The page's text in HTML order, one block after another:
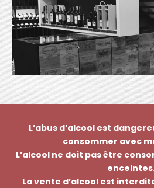
L’abus d’alcool est
consommer avec
L’alcool ne doit pas être
La vente d’alcool est